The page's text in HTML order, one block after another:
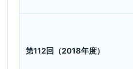
第112回（2018年度）